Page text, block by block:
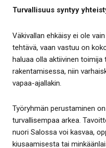
Turvallisuus syntyy
Väkivallan ehkäisy ei ole
tehtävä, vaan vastuu on
haluaa olla aktiivinen
rakentamisessa, niin
vapaa-ajallakin.
Työryhmän perustaminen
turvallisempaa arkea.
nuori Salossa voi kasvaa,
kiusaamisesta tai